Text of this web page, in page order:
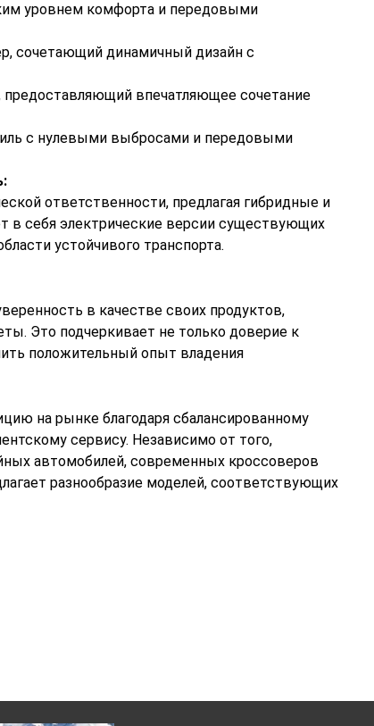
уровнем комфорта и передовыми
сочетающий динамичный дизайн с
впечатляющее сочетание
с нулевыми выбросами и передовыми
ответственности, предлагая гибридные и
в себя электрические версии существующих
устойчивого транспорта.
в качестве своих продуктов,
Это подчеркивает не только доверие к
положительный опыт владения
на рынке благодаря сбалансированному
сервису. Независимо от того,
автомобилей, современных кроссоверов
разнообразие моделей, соответствующих